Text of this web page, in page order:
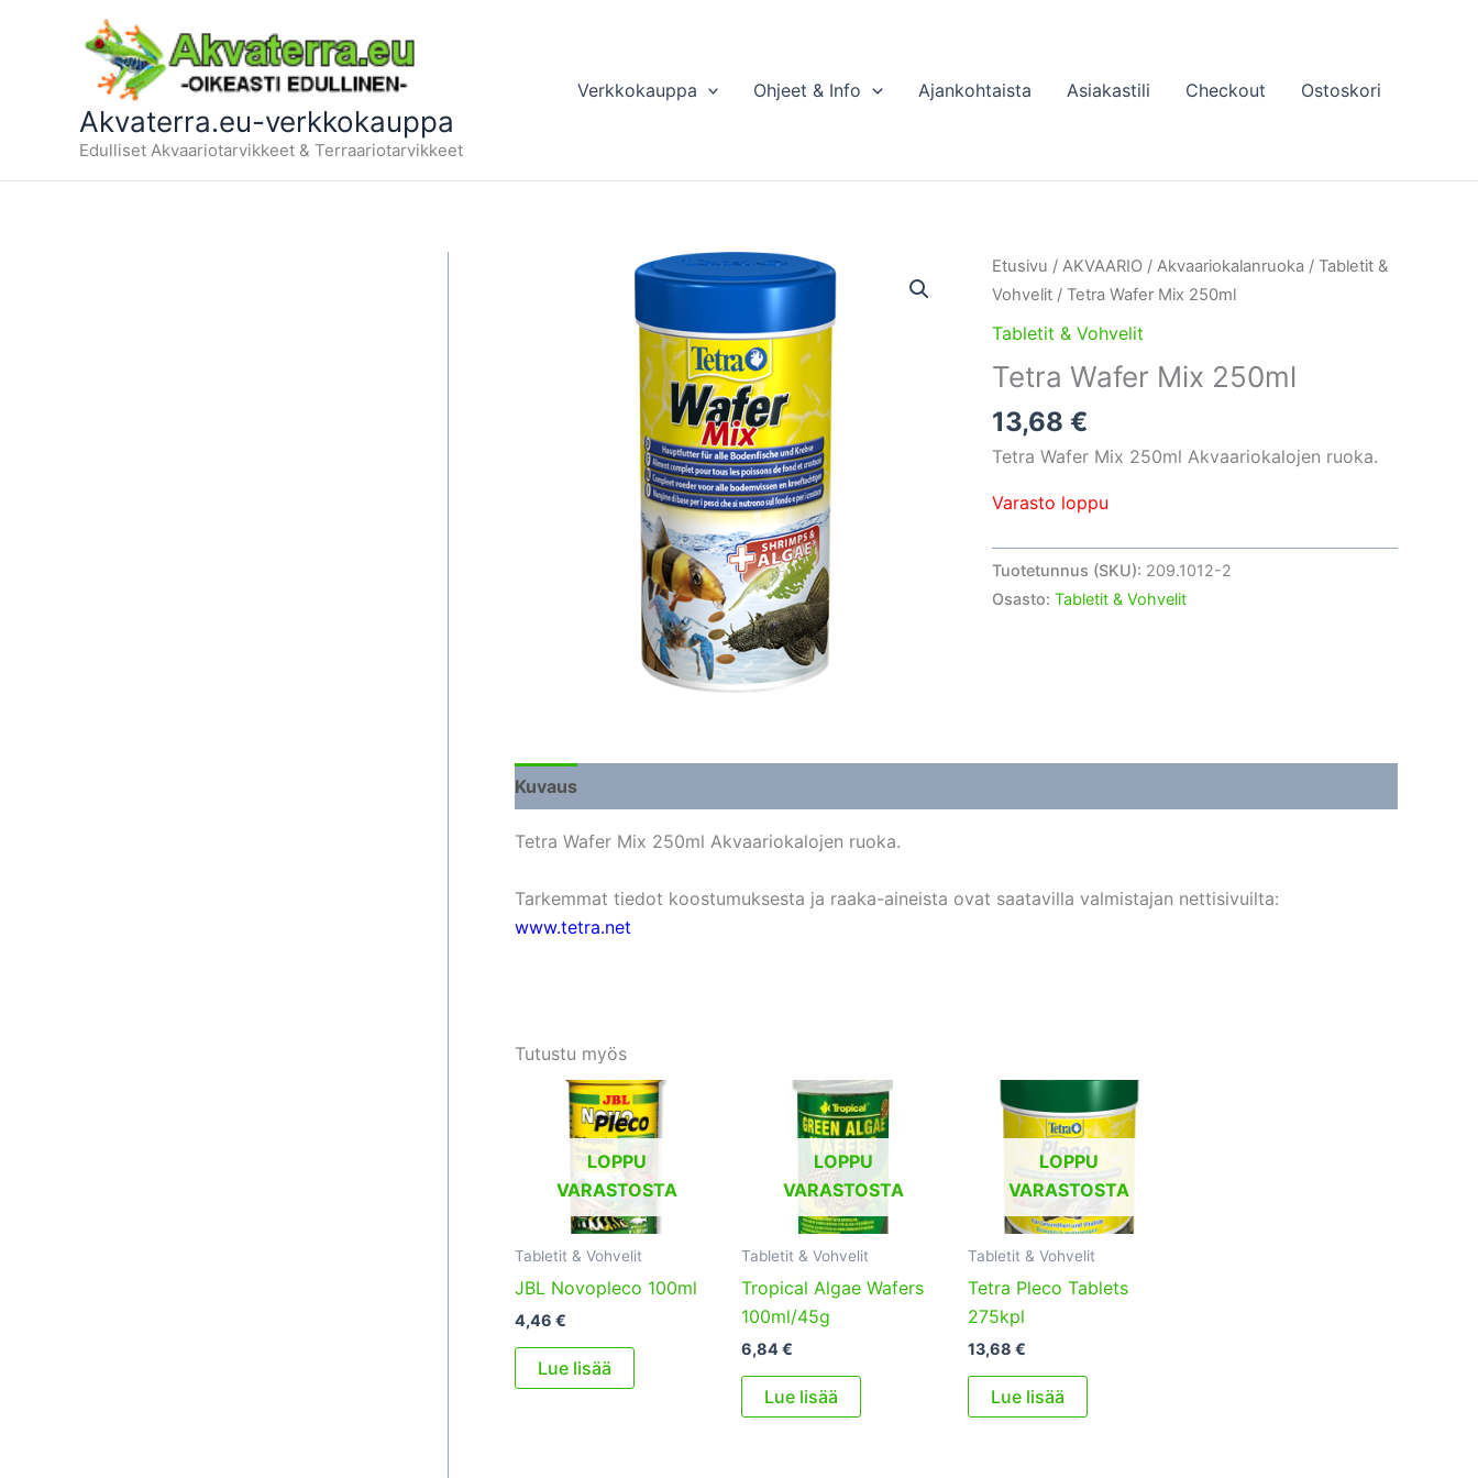
Akvaterra.eu-verkkokauppa
Edulliset Akvaariotarvikkeet & Terraariotarvikkeet
Verkkokauppa Ohjeet & Info Ajankohtaista Asiakastili Checkout Ostoskori
Etusivu / AKVAARIO/ Akvaariokalanruoka / Tabletit &
Vohvelit/ Tetra Wafer Mix 250ml
Tabletit & Vohvelit
Tetra Wafer Mix 250ml
13,68 €
Tetra Wafer Mix 250ml Akvaariokalojen ruoka.
Varasto loppu
Tuotetunnus (SKU): 209.1012-2
Osasto: Tabletit & Vohvelit
Kuvaus
Tetra Wafer Mix 250ml Akvaariokalojen ruoka.
Tarkemmat tiedot koostumuksesta ja raaka-aineista ovat saatavilla valmistajan nettisivuilta:
www.tetra.net
Tutustu myös
LOPPU
VARASTOSTA
Tabletit & Vohvelit
JBL Novopleco 100ml
4,46 €
Lue lisää
LOPPU
VARASTOSTA
Tabletit & Vohvelit
Tropical Algae Wafers
100ml/45g
6,84€
Lue lisää
LOPPU
VARASTOSTA
Tabletit & Vohvelit
Tetra Pleco Tablets
275kpl
13,68 €
Lue lisää